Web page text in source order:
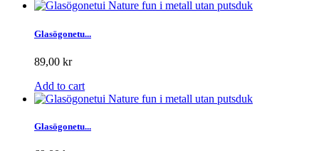
Glasögonetu...
89,00 kr
Add to cart
Glasögonetu...